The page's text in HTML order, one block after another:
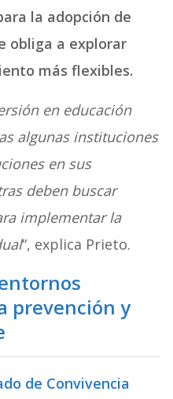
la adopción de
obliga a explorar
más flexibles.
en educación
algunas instituciones
en sus
deben buscar
implementar la
“, explica Prieto.
prevención y
de Convivencia